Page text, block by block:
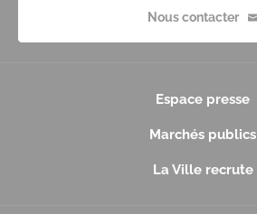
Nous contacter
Espace presse
Marchés publics
La Ville recrute